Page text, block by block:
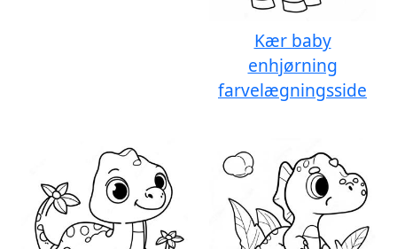
Kær baby
enhjørning
farvelægningsside